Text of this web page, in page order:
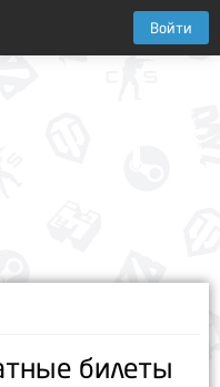
Войти
билеты